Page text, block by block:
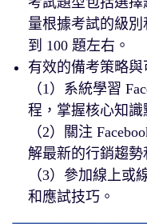
量根據考試的級
到 100 題左右。
有效的備考策略
（1）系統學習
程，掌握核心知識
（2）關注
解最新的行銷趨勢
（3）參加線上或
和應試技巧。